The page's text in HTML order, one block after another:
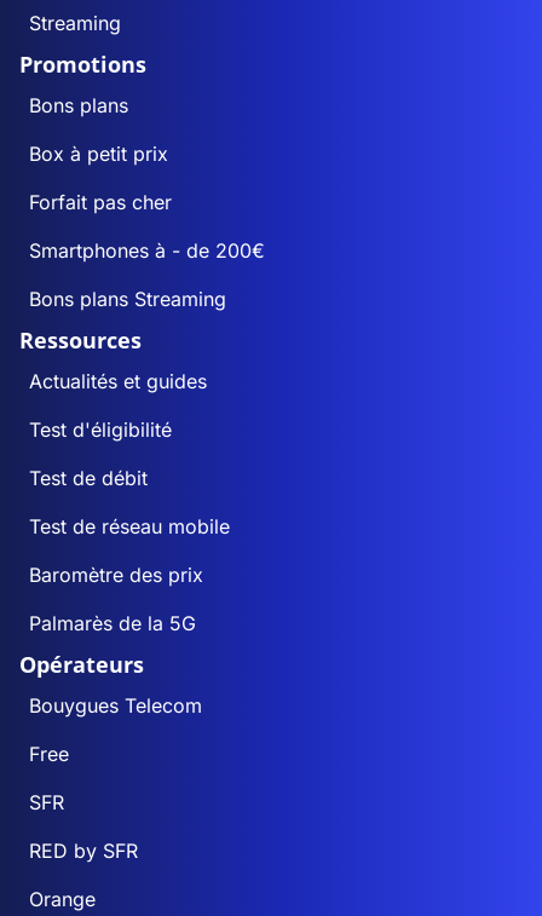
Streaming
Promotions
Bons plans
Box à petit prix
Forfait pas cher
Smartphones à - de 200€
Bons plans Streaming
Ressources
Actualités et guides
Test d'éligibilité
Test de débit
Test de réseau mobile
Baromètre des prix
Palmarès de la 5G
Opérateurs
Bouygues Telecom
Free
SFR
RED by SFR
Orange